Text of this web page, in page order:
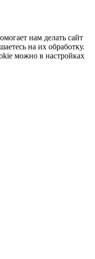
нам делать сайт
на их обработку.
можно в настройках